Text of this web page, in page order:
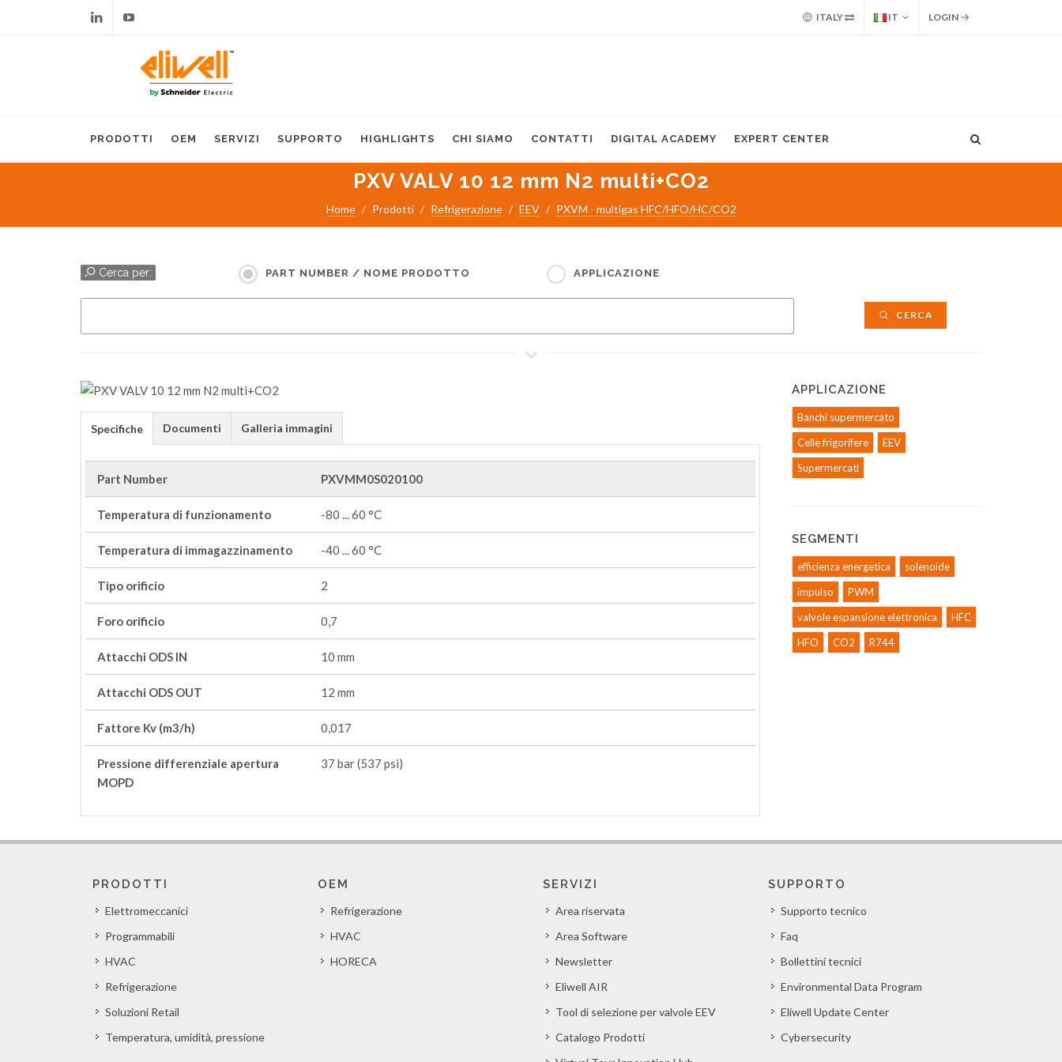
ITALY IT LOGIN
PRODOTTI OEM SERVIZI SUPPORTO HIGHLIGHTS CHI SIAMO CONTATTI DIGITAL ACADEMY EXPERT CENTER
PXV VALV 10 12 mm N2 multi+CO2
Home Prodotti Refrigerazione EEV PXVM - multigas HFC/HFO/HC/CO2
Cerca per: PART NUMBER / NOME PRODOTTO APPLICAZIONE
CERCA
Specifiche Documenti Galleria immagini
Part Number PXVMM0S020100
Temperatura di funzionamento -80 ... 60 °C
Temperatura di immagazzinamento -40 ... 60 °C
Tipo orificio 2
Foro orificio 0,7
Attacchi ODS IN 10 mm
Attacchi ODS OUT 12 mm
Fattore Kv (m3/h) 0,017
Pressione differenziale apertura
MOPD
37 bar (537 psi)
APPLICAZIONE
Banchi supermercato
Celle frigorifere
EEV
Supermercati
SEGMENTI
efficienza energetica
solenoide
impulso
PWM
valvole espansione elettronica
HFC
HFO
CO2 R744
PRODOTTI
Elettromeccanici
Programmabili
HVAC
Refrigerazione
Soluzioni Retail
Temperatura, umidità, pressione
OEM
Refrigerazione
HVAC
HORECA
SERVIZI
Area riservata
Area Software
Newsletter
Eliwell AIR
Tool di selezione per valvole EEV
Catalogo Prodotti
SUPPORTO
Supporto tecnico
Faq
Bollettini tecnici
Environmental Data Program
Eliwell Update Center
Cybersecurity